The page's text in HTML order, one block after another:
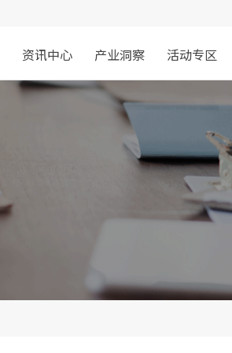
资讯中心 产业洞察 活动专区